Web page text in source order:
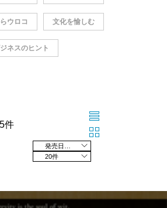
ウロコ 文化を愉しむ
ジネスのヒント
件
20件